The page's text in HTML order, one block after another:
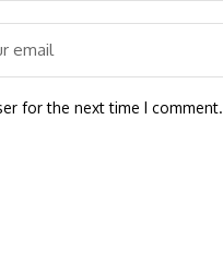
for the next time I comment.